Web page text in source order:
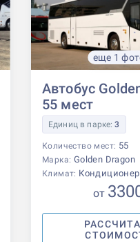
еще 1
Автобус
55 мест
Единиц в парке:3
Количество мест: 55
Марка: Golden Dragon
Климат: Кондиционер
от